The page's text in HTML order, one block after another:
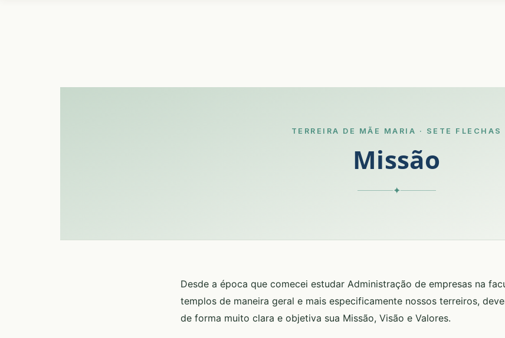
TERREIRA DE MÃE MARIA · SETE FLECHAS
Missão
✦
Desde a época que comecei estudar Administração de empresas na
templos de maneira geral e mais especificamente nossos terreiros,
de forma muito clara e objetiva sua Missão, Visão e Valores.